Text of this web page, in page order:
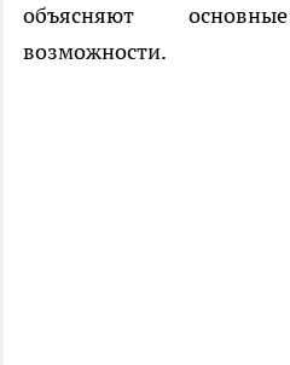
объясняют
возможности.